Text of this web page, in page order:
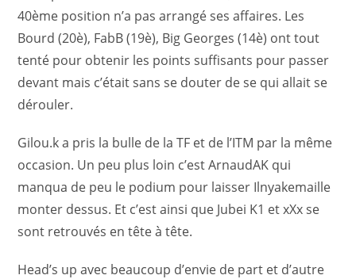
40ème position n’a pas arrangé ses affaires. Les
Bourd (20è), FabB (19è), Big Georges (14è) ont tout
tenté pour obtenir les points suffisants pour passer
devant mais c’était sans se douter de se qui allait se
dérouler.
Gilou.k a pris la bulle de la TF et de l’ITM par la même
occasion. Un peu plus loin c’est ArnaudAK qui
manqua de peu le podium pour laisser Ilnyakemaille
monter dessus. Et c’est ainsi que Jubei K1 et xXx se
sont retrouvés en tête à tête.
Head’s up avec beaucoup d’envie de part et d’autre